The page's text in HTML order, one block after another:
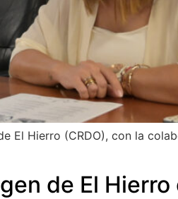
El Hierro (CRDO), con la
de El Hierro